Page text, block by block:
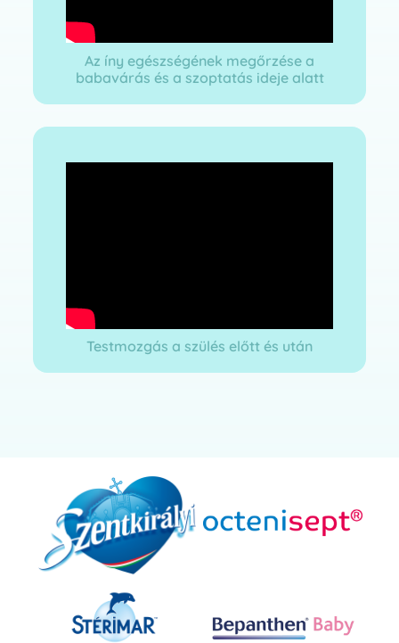
Az íny egészségének megőrzése a
babavárás és a szoptatás ideje alatt
Testmozgás a szülés előtt és után